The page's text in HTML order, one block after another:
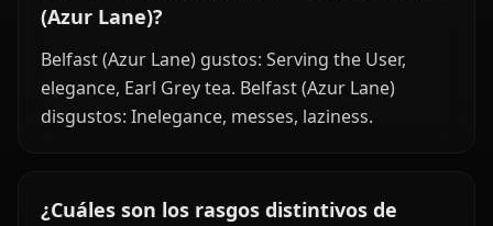
(Azur Lane)?
Belfast (Azur Lane) gustos: Serving the User,
elegance, Earl Grey tea. Belfast (Azur Lane)
disgustos: Inelegance, messes, laziness.
¿Cuáles son los rasgos distintivos de